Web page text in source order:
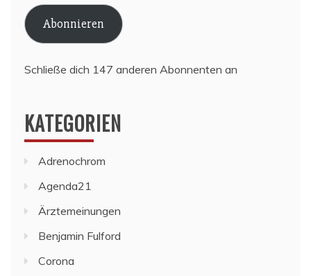
Adresse
Abonnieren
Schließe dich 147 anderen Abonnenten an
KATEGORIEN
Adrenochrom
Agenda21
Ärztemeinungen
Benjamin Fulford
Corona